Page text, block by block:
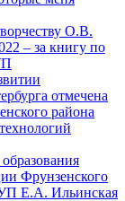
О.В.
– за книгу по
Фрунзенского
Е.А. Ильинская